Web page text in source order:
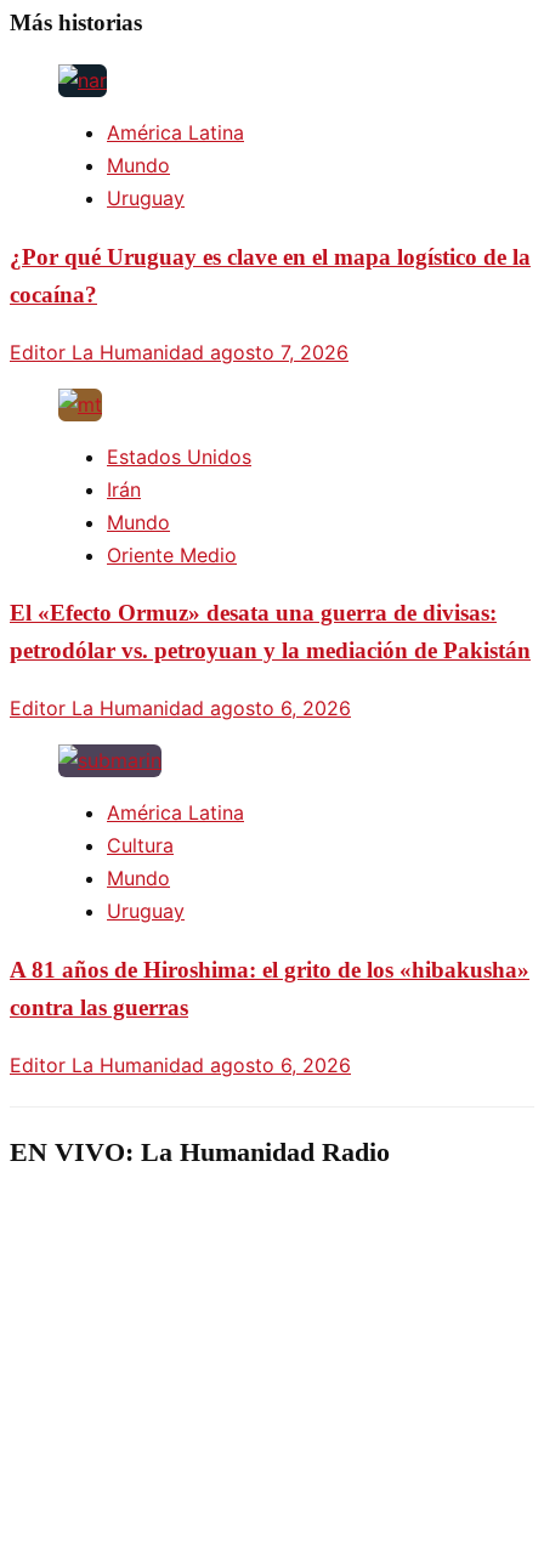
Más historias
América Latina
Mundo
Uruguay
¿Por qué Uruguay es clave en el mapa logístico de la
cocaína?
Editor La Humanidad agosto 7, 2026
Estados Unidos
Irán
Mundo
Oriente Medio
El «Efecto Ormuz» desata una guerra de divisas:
petrodólar vs. petroyuan y la mediación de Pakistán
Editor La Humanidad agosto 6, 2026
América Latina
Cultura
Mundo
Uruguay
A 81 años de Hiroshima: el grito de los «hibakusha»
contra las guerras
Editor La Humanidad agosto 6, 2026
EN VIVO: La Humanidad Radio